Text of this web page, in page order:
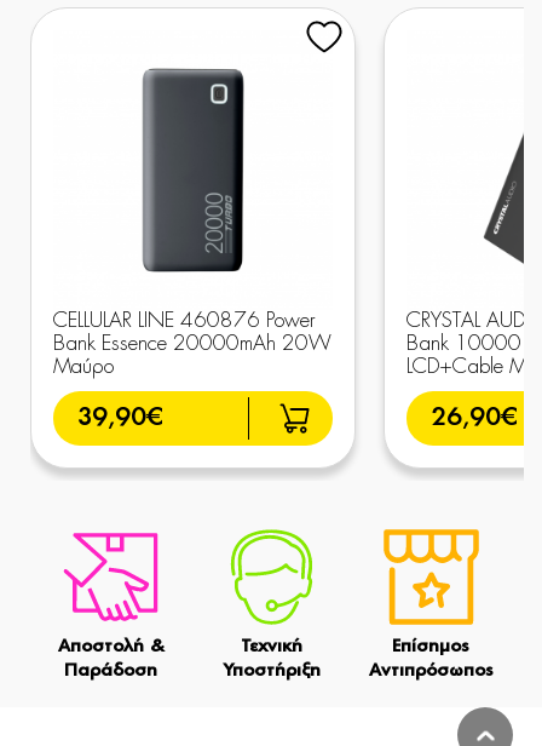
CELLULAR LINE 460876 Power
Bank Essence 20000mAh 20W
Μαύρο
39,90€
CRYSTAL
Bank 10000
LCD+Cable
26,90€
Αποστολή &
Παράδοση
Τεχνική
Υποστήριξη
Επίσημος
Αντιπρόσωπος